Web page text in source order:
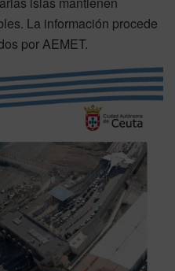
La información procede
por AEMET.